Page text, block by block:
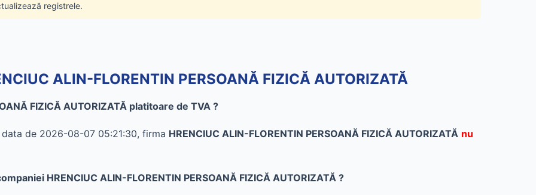
registrele.
ALIN-FLORENTIN PERSOANĂ FIZICĂ AUTORIZATĂ
FIZICĂ AUTORIZATĂ platitoare de TVA ?
de 2026-08-07 05:21:30, firma HRENCIUC ALIN-FLORENTIN PERSOANĂ FIZICĂ AUTORIZATĂ nu
HRENCIUC ALIN-FLORENTIN PERSOANĂ FIZICĂ AUTORIZATĂ ?